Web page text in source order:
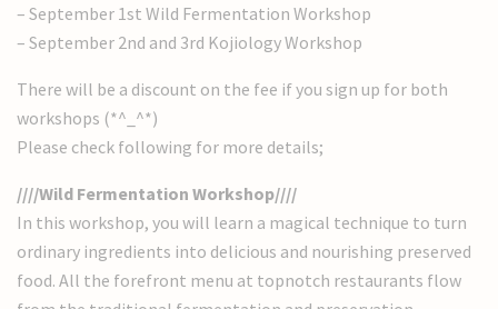
– September 1st Wild Fermentation Workshop
– September 2nd and 3rd Kojiology Workshop
There will be a discount on the fee if you sign up for both
workshops (*^_^*)
Please check following for more details;
////Wild Fermentation Workshop////
In this workshop, you will learn a magical technique to turn
ordinary ingredients into delicious and nourishing preserved
food. All the forefront menu at topnotch restaurants flow